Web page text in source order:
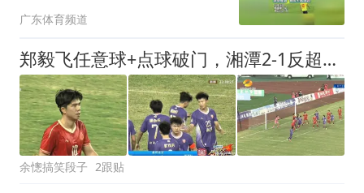
广东体育频道
郑毅飞任意球+点球破门，湘潭2-1反超岳阳，附湘超第三轮积分榜
余憁搞笑段子 2跟贴